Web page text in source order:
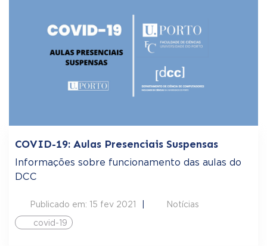
COVID-19: Aulas Presenciais Suspensas
Informações sobre funcionamento das aulas do
DCC
Publicado em: 15 fev 2021
Notícias
covid-19